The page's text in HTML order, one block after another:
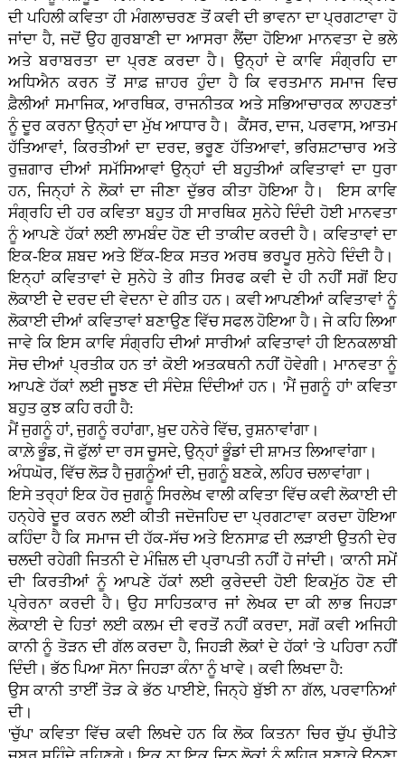
ਦੀ ਪਹਿਲੀ ਕਵਿਤਾ ਹੀ ਮੰਗਲਾਚਰਣ ਤੋਂ ਕਵੀ ਦੀ ਭਾਵਨਾ ਦਾ ਪ੍ਰਗਟਾਵਾ ਹੋ
ਜਾਂਦਾ ਹੈ, ਜਦੋਂ ਉਹ ਗੁਰਬਾਣੀ ਦਾ ਆਸਰਾ ਲੈਂਦਾ ਹੋਇਆ ਮਾਨਵਤਾ ਦੇ ਭਲੇ
ਅਤੇ ਬਰਾਬਰਤਾ ਦਾ ਪ੍ਰਣ ਕਰਦਾ ਹੈ। ਉਨ੍ਹਾਂ ਦੇ ਕਾਵਿ ਸੰਗ੍ਰਹਿ ਦਾ
ਅਧਿਐਨ ਕਰਨ ਤੋਂ ਸਾਫ਼ ਜ਼ਾਹਰ ਹੁੰਦਾ ਹੈ ਕਿ ਵਰਤਮਾਨ ਸਮਾਜ ਵਿਚ
ਫ਼ੈਲੀਆਂ ਸਮਾਜਿਕ, ਆਰਥਿਕ, ਰਾਜਨੀਤਕ ਅਤੇ ਸਭਿਆਚਾਰਕ ਲਾਹਣਤਾਂ
ਨੂੰ ਦੂਰ ਕਰਨਾ ਉਨ੍ਹਾਂ ਦਾ ਮੁੱਖ ਆਧਾਰ ਹੈ। ਕੈਂਸਰ, ਦਾਜ, ਪਰਵਾਸ, ਆਤਮ
ਹੱਤਿਆਵਾਂ, ਕਿਰਤੀਆਂ ਦਾ ਦਰਦ, ਭਰੂਣ ਹੱਤਿਆਵਾਂ, ਭਰਿਸ਼ਟਾਚਾਰ ਅਤੇ
ਰੁਜ਼ਗਾਰ ਦੀਆਂ ਸਮੱਸਿਆਵਾਂ ਉਨ੍ਹਾਂ ਦੀ ਬਹੁਤੀਆਂ ਕਵਿਤਾਵਾਂ ਦਾ ਧੁਰਾ
ਹਨ, ਜਿਨ੍ਹਾਂ ਨੇ ਲੋਕਾਂ ਦਾ ਜੀਣਾ ਦੁੱਭਰ ਕੀਤਾ ਹੋਇਆ ਹੈ। ਇਸ ਕਾਵਿ
ਸੰਗ੍ਰਹਿ ਦੀ ਹਰ ਕਵਿਤਾ ਬਹੁਤ ਹੀ ਸਾਰਥਿਕ ਸੁਨੇਹੇ ਦਿੰਦੀ ਹੋਈ ਮਾਨਵਤਾ
ਨੂੰ ਆਪਣੇ ਹੱਕਾਂ ਲਈ ਲਾਮਬੰਦ ਹੋਣ ਦੀ ਤਾਕੀਦ ਕਰਦੀ ਹੈ। ਕਵਿਤਾਵਾਂ ਦਾ
ਇਕ-ਇਕ ਸ਼ਬਦ ਅਤੇ ਇੱਕ-ਇਕ ਸਤਰ ਅਰਥ ਭਰਪੂਰ ਸੁਨੇਹੇ ਦਿੰਦੀ ਹੈ।
ਇਨ੍ਹਾਂ ਕਵਿਤਾਵਾਂ ਦੇ ਸੁਨੇਹੇ ਤੇ ਗੀਤ ਸਿਰਫ ਕਵੀ ਦੇ ਹੀ ਨਹੀਂ ਸਗੋਂ ਇਹ
ਲੋਕਾਈ ਦੇੇ ਦਰਦ ਦੀ ਵੇਦਨਾ ਦੇ ਗੀਤ ਹਨ। ਕਵੀ ਆਪਣੀਆਂ ਕਵਿਤਾਵਾਂ ਨੂੰ
ਲੋਕਾਈ ਦੀਆਂ ਕਵਿਤਾਵਾਂ ਬਣਾਉਣ ਵਿੱਚ ਸਫਲ ਹੋਇਆ ਹੈ। ਜੇ ਕਹਿ ਲਿਆ
ਜਾਵੇ ਕਿ ਇਸ ਕਾਵਿ ਸੰਗ੍ਰਹਿ ਦੀਆਂ ਸਾਰੀਆਂ ਕਵਿਤਾਵਾਂ ਹੀ ਇਨਕਲਾਬੀ
ਸੋਚ ਦੀਆਂ ਪ੍ਰਤੀਕ ਹਨ ਤਾਂ ਕੋਈ ਅਤਕਥਨੀ ਨਹੀਂ ਹੋਵੇਗੀ। ਮਾਨਵਤਾ ਨੂੰ
ਆਪਣੇ ਹੱਕਾਂ ਲਈ ਜੂਝਣ ਦੀ ਸੰਦੇਸ਼ ਦਿੰਦੀਆਂ ਹਨ। 'ਮੈਂ ਜੁਗਨੂੰ ਹਾਂ' ਕਵਿਤਾ
ਬਹੁਤ ਕੁਝ ਕਹਿ ਰਹੀ ਹੈ:
ਮੈਂ ਜੁਗਨੂੰ ਹਾਂ, ਜੁਗਨੂੰ ਰਹਾਂਗਾ, ਖ਼ੁਦ ਹਨੇਰੇ ਵਿੱਚ, ਰੁਸ਼ਨਾਵਾਂਗਾ।
ਕਾਲ਼ੇ ਭੂੰਡ, ਜੋ ਫੁੱਲਾਂ ਦਾ ਰਸ ਚੂਸਦੇ, ਉਨ੍ਹਾਂ ਭੂੰਡਾਂ ਦੀ ਸ਼ਾਮਤ ਲਿਆਵਾਂਗਾ।
ਅੰਧਘੋਰ, ਵਿੱਚ ਲੋੜ ਹੈ ਜੁਗਨੂੰਆਂ ਦੀ, ਜੁਗਨੂੰ ਬਣਕੇ, ਲਹਿਰ ਚਲਾਵਾਂਗਾ।
ਇਸੇ ਤਰ੍ਹਾਂ ਇਕ ਹੋਰ ਜੁਗਨੂੰ ਸਿਰਲੇਖ ਵਾਲੀ ਕਵਿਤਾ ਵਿੱਚ ਕਵੀ ਲੋਕਾਈ ਦੀ
ਹਨ੍ਹੇਰੇ ਦੂਰ ਕਰਨ ਲਈ ਕੀਤੀ ਜਦੋਜਹਿਦ ਦਾ ਪ੍ਰਗਟਾਵਾ ਕਰਦਾ ਹੋਇਆ
ਕਹਿੰਦਾ ਹੈ ਕਿ ਸਮਾਜ ਦੀ ਹੱਕ-ਸੱਚ ਅਤੇ ਇਨਸਾਫ਼ ਦੀ ਲੜਾਈ ਉਤਨੀ ਦੇਰ
ਚਲਦੀ ਰਹੇਗੀ ਜਿਤਨੀ ਦੇ ਮੰਜ਼ਿਲ ਦੀ ਪ੍ਰਾਪਤੀ ਨਹੀਂ ਹੋ ਜਾਂਦੀ। 'ਕਾਨੀ ਸਮੇਂ
ਦੀ' ਕਿਰਤੀਆਂ ਨੂੰ ਆਪਣੇ ਹੱਕਾਂ ਲਈ ਕੁਰੇਦਦੀ ਹੋਈ ਇਕਮੁੱਠ ਹੋਣ ਦੀ
ਪ੍ਰੇਰਨਾ ਕਰਦੀ ਹੈ। ਉਹ ਸਾਹਿਤਕਾਰ ਜਾਂ ਲੇਖਕ ਦਾ ਕੀ ਲਾਭ ਜਿਹੜਾ
ਲੋਕਾਈ ਦੇ ਹਿਤਾਂ ਲਈ ਕਲਮ ਦੀ ਵਰਤੋਂ ਨਹੀਂ ਕਰਦਾ, ਸਗੋਂ ਕਵੀ ਅਜਿਹੀ
ਕਾਨੀ ਨੂੰ ਤੋੜਨ ਦੀ ਗੱਲ ਕਰਦਾ ਹੈ, ਜਿਹੜੀ ਲੋਕਾਂ ਦੇ ਹੱਕਾਂ 'ਤੇ ਪਹਿਰਾ ਨਹੀਂ
ਦਿੰਦੀ। ਭੱਠ ਪਿਆ ਸੋਨਾ ਜਿਹੜਾ ਕੰਨਾ ਨੂੰ ਖਾਵੇ। ਕਵੀ ਲਿਖਦਾ ਹੈ:
ਉਸ ਕਾਨੀ ਤਾਈਂ ਤੋੜ ਕੇ ਭੱਠ ਪਾਈਏ, ਜਿਨ੍ਹੇ ਬੁੱਝੀ ਨਾ ਗੱਲ, ਪਰਵਾਨਿਆਂ
ਦੀ।
'ਚੁੱਪ' ਕਵਿਤਾ ਵਿੱਚ ਕਵੀ ਲਿਖਦੇ ਹਨ ਕਿ ਲੋਕ ਕਿਤਨਾ ਚਿਰ ਚੁੱਪ ਚੁੱਪੀਤੇ